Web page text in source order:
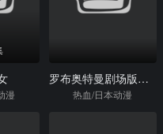
漫
罗布奥特曼剧场版：决定了！羁绊的水晶
热血/日本动漫